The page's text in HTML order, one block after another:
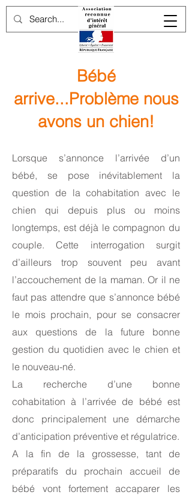
Bébé
arrive...Problème nous
avons un chien!
Lorsque s’annonce l’arrivée d’un
bébé, se pose inévitablement la
question de la cohabitation avec le
chien qui depuis plus ou moins
longtemps, est déjà le compagnon du
couple. Cette interrogation surgit
d’ailleurs trop souvent peu avant
l’accouchement de la maman. Or il ne
faut pas attendre que s’annonce bébé
le mois prochain, pour se consacrer
aux questions de la future bonne
gestion du quotidien avec le chien et
le nouveau-né.
La recherche d’une bonne
cohabitation à l’arrivée de bébé est
donc principalement une démarche
d’anticipation préventive et régulatrice.
A la fin de la grossesse, tant de
préparatifs du prochain accueil de
bébé vont fortement accaparer les